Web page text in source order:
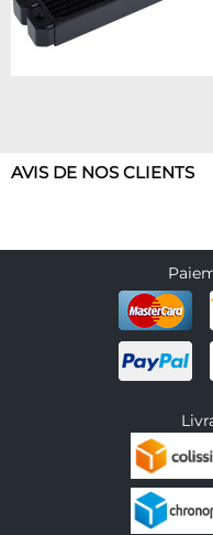
AVIS DE NOS CLIENTS